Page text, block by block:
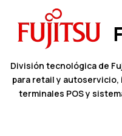
División tecnológica de
para retail y
terminales POS y